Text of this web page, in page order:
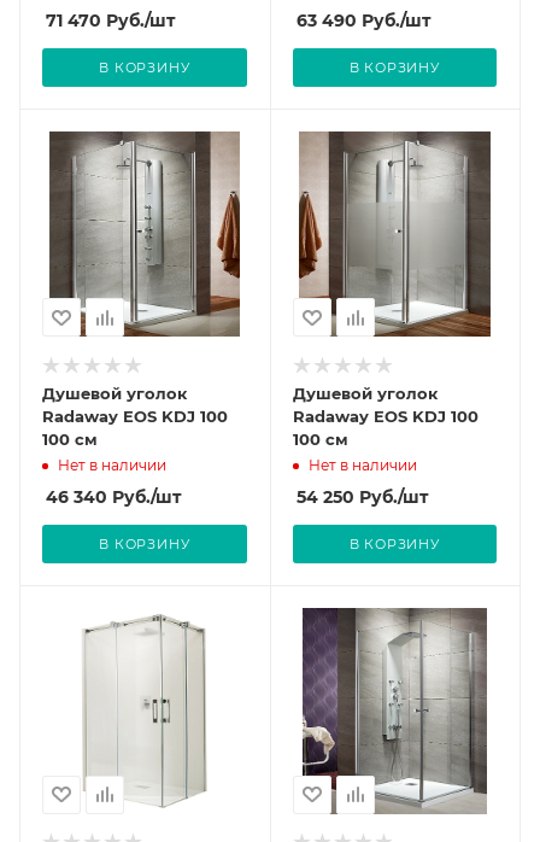
71 470 Руб./шт
В КОРЗИНУ
63 490 Руб./шт
В КОРЗИНУ
Душевой уголок
Radaway EOS KDJ 100
100 см
Нет в наличии
46 340 Руб./шт
В КОРЗИНУ
Душевой уголок
Radaway EOS KDJ 100
100 см
Нет в наличии
54 250 Руб./шт
В КОРЗИНУ